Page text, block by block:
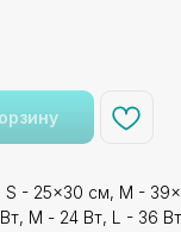
S - 25x30 см, M -
Вт, М - 24 Вт, L - 36 Вт